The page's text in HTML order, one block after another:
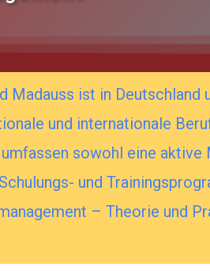
Madauss ist in Deutschland
und internationale
sowohl eine
und
– Theorie und